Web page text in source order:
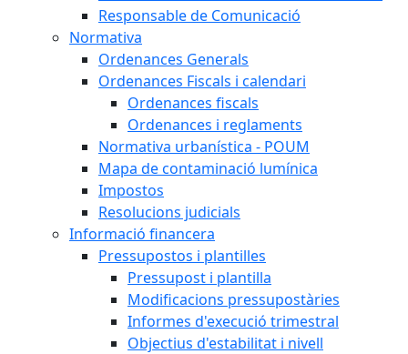
Responsable de Comunicació
Normativa
Ordenances Generals
Ordenances Fiscals i calendari
Ordenances fiscals
Ordenances i reglaments
Normativa urbanística - POUM
Mapa de contaminació lumínica
Impostos
Resolucions judicials
Informació financera
Pressupostos i plantilles
Pressupost i plantilla
Modificacions pressupostàries
Informes d'execució trimestral
Objectius d'estabilitat i nivell